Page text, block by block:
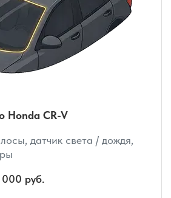
Honda CR-V
датчик света / дождя,
руб.